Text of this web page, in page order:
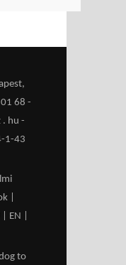
68 -
. hu -
1-43
EN
to